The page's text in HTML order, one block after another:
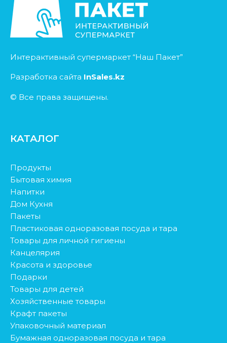
Интерактивный супермаркет “Наш Пакет”
Разработка сайта InSales.kz
© Все права защищены.
КАТАЛОГ
Продукты
Бытовая химия
Напитки
Дом Кухня
Пакеты
Пластиковая одноразовая посуда и тара
Товары для личной гигиены
Канцелярия
Красота и здоровье
Подарки
Товары для детей
Хозяйственные товары
Крафт пакеты
Упаковочный материал
Бумажная одноразовая посуда и тара